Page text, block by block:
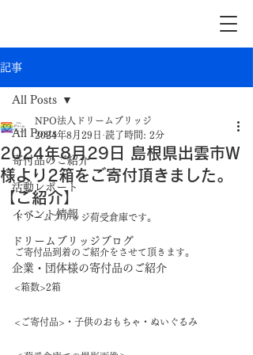
記事
All Posts
寄付品のご紹介
活動レポート
イベント情報
ドリームブリッジブログ
企業・団体様の寄付品のご紹介
All Posts
2024年8月29日 島根県出雲市W
様より2箱をご寄付頂きました。
【ご紹介】
NPO法人ドリームブリッジ
2024年8月29日 読了時間: 2分
ドリームブリッジ荷受倉庫です。
ご寄付品到着のご紹介をさせて頂きます。
<箱数>2箱
<ご寄付品>・子供のおもちゃ・ぬいぐるみ